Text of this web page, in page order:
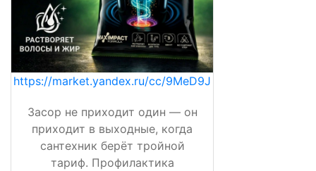
https://market.yandex.ru/cc/9MeD9J
Засор не приходит один — он
приходит в выходные, когда
сантехник берёт тройной
тариф. Профилактика